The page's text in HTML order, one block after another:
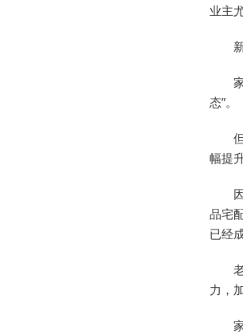
业主
态”。
幅提
品宅
已经
力，